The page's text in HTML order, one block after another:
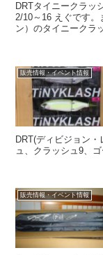
DRTタイニークラッ
2/10～16 えぐです。
ン）のタイニークラ
販売情報・イベント情報
DRT(ディビジョン
ュ、クラッシュ9、
販売情報・イベント情報